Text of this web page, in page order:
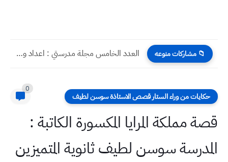
📁 مشاركات منوعه تحميل كتاب التربية الاخلاقية الاول متوسط pdf لعام 2024 2025
حكايات من وراء الستار قصص الاستاذة سوسن لطيف
0
قصة مملكة المرايا المكسورة الكاتبة :
المدرسة سوسن لطيف ثانوية المتميزين